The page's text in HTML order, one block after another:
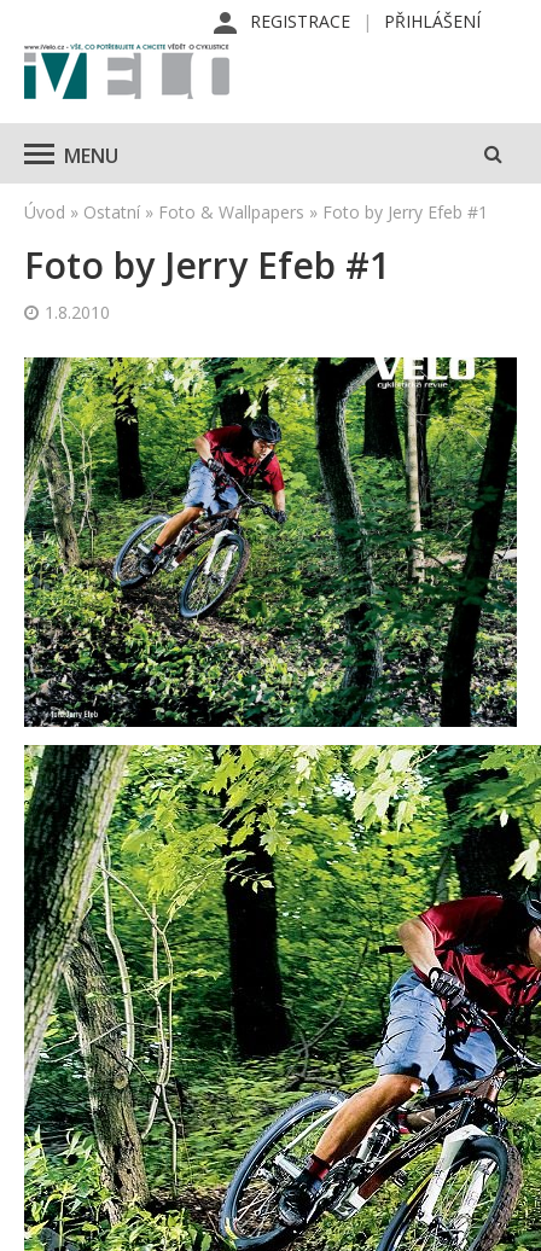
REGISTRACE PŘIHLÁŠENÍ
MENU
Úvod » Ostatní » Foto & Wallpapers » Foto by Jerry Efeb #1
Foto by Jerry Efeb #1
1.8.2010